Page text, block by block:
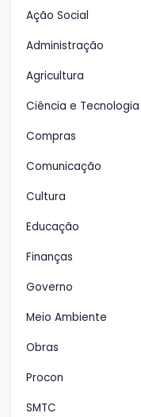
Ação Social
Administração
Agricultura
Ciência e Tecnologia
Compras
Comunicação
Cultura
Educação
Finanças
Governo
Meio Ambiente
Obras
Procon
SMTC